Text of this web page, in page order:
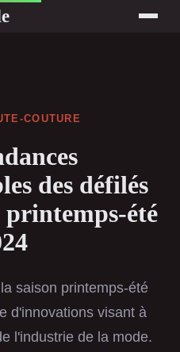
COUTURE
des défilés
été
saison printemps-été
d'innovations visant à
l'industrie de la mode.